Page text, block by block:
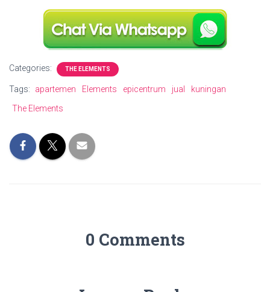
Categories: THE ELEMENTS
Tags: apartemen Elements epicentrum jual
kuningan
The Elements
0 Comments